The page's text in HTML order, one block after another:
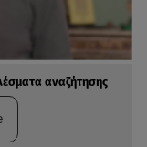
αναζήτησης